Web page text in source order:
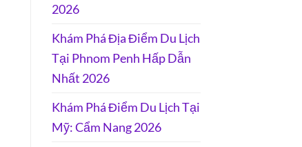
2026
Khám Phá Địa Điểm Du Lịch
Tại Phnom Penh Hấp Dẫn
Nhất 2026
Khám Phá Điểm Du Lịch Tại
Mỹ: Cẩm Nang 2026